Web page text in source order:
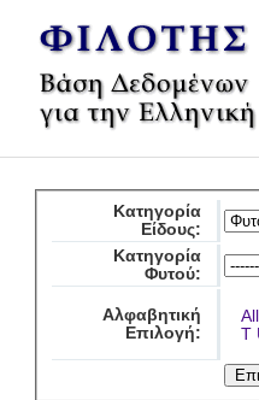
Κατηγορία
Είδους:
Κατηγορία
Φυτού:
Αλφαβητική
Επιλογή:
All
T